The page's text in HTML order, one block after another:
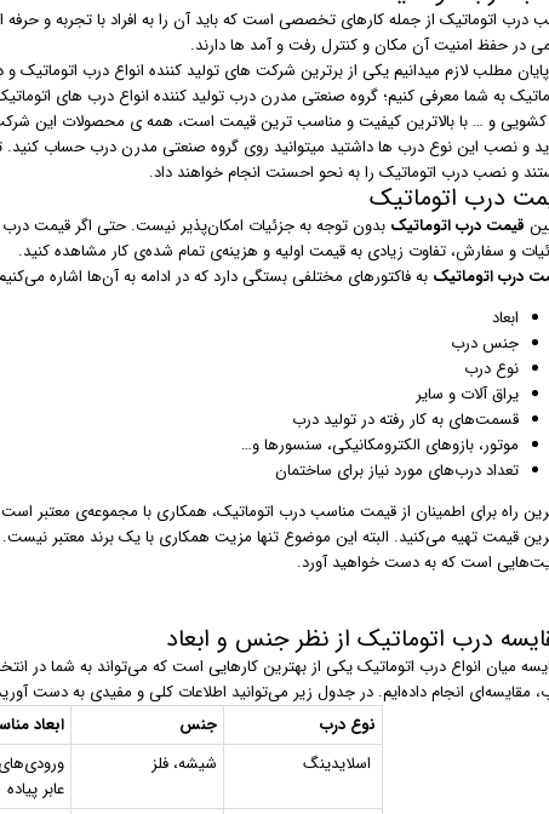
درب اتوماتیک از جمله کارهای تخصصی است که باید آن را به افراد با تجربه و
در حفظ امنیت آن مکان و کنترل رفت و آمد ها دارند.
مطلب لازم میدانیم یکی از برترین شرکت های تولید کننده انواع درب
به شما معرفی کنیم؛ گروه صنعتی مدرن درب تولید کننده انواع درب های
و … با بالاترین کیفیت و مناسب ترین قیمت است، همه ی محصولات این شرکت
و نصب این نوع درب ها داشتید میتوانید روی گروه صنعتی مدرن درب حساب کنید.
و نصب درب اتوماتیک را به نحو احسنت انجام خواهند داد.
درب اتوماتیک
قیمت درب اتوماتیک بدون توجه به جزئیات امکان‌پذیر نیست. حتی اگر قیمت
و سفارش، تفاوت زیادی به قیمت اولیه و هزینه‌ی تمام شده‌ی کار مشاهده کنید.
درب اتوماتیک به فاکتورهای مختلفی بستگی دارد که در ادامه به آن‌ها اشاره
ابعاد
جنس درب
نوع درب
یراق آلات و سایر
قسمت‌های به کار رفته در تولید درب
موتور،‌ بازوهای الکترومکانیکی، سنسورها و…
تعداد درب‌های مورد نیاز برای ساختمان
راه برای اطمینان از قیمت مناسب درب اتوماتیک، همکاری با مجموعه‌ی معتبر
قیمت تهیه می‌کنید. البته این موضوع تنها مزیت همکاری با یک برند معتبر
است که به دست خواهید آورد.
درب اتوماتیک از نظر جنس و ابعاد
میان انواع درب اتوماتیک یکی از بهترین کارهایی است که می‌تواند به شما در
مقایسه‌ای انجام داده‌ایم. در جدول زیر می‌توانید اطلاعات کلی و مفیدی به دست
نوع درب
جنس ابعاد
اسلایدینگ
شیشه، فلز
عابر پیاده